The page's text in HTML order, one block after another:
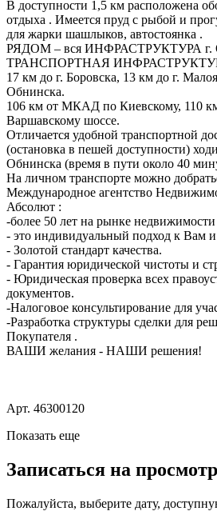
В доступности 1,5 км расположена
отдыха . Имеется пруд с рыбой и
для жарки шашлыков, автостоянка .
РЯДОМ – вся ИНФРАСТРУКТУРА г.
ТРАНСПОРТНАЯ
17 км до г. Боровска, 13 км до г.
Обнинска.
106 км от МКАД по Киевскому, 110
Варшавскому шоссе.
Отличается удобной транспортной
(остановка в пешей доступности)
Обнинска (время в пути около 40
На личном транспорте можно
Международное агентство
Абсолют :
-более 50 лет на рынке недвижимости
- это индивидуальный подход к Вам
- Золотой стандарт качества.
- Гарантия юридической чистоты и
- Юридическая проверка всех
документов.
-Налоговое консультирование для
-Разработка структуры сделки для
Покупателя .
ВАШИ желания - НАШИ решения!
Арт. 46300120
Показать еще
Записаться на просмотр
Пожалуйста, выберите дату,